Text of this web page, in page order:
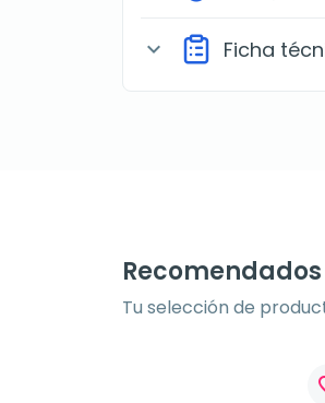
expand_more Ficha
Tu selección de